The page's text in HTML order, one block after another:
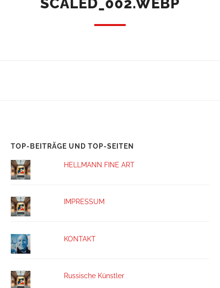
SCALED_002.WEBP
TOP-BEITRÄGE UND TOP-SEITEN
HELLMANN FINE ART
IMPRESSUM
KONTAKT
Russische Künstler